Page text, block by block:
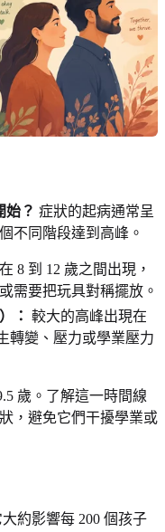
始？ 症狀的起病通常呈
不同階段達到高峰。
8 到 12 歲之間出現，
需要把玩具對稱擺放。
： 較大的高峰出現在
轉變、壓力或學業壓力
歲。了解這一時間線
，避免它們干擾學業或
約影響每 200 個孩子